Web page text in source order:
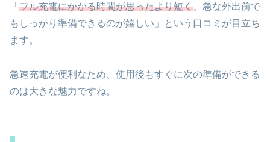
「 フル充電にかかる時間が思ったより短く 、急な外出前で
もしっかり準備できるのが嬉しい」という口コミが目立ち
ます。
急速充電が便利なため、使用後もすぐに次の準備ができる
のは大きな魅力ですね。